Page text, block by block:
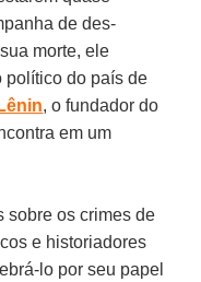
de des-
morte, ele
político do país de
Lênin, o fundador do
em um
sobre os crimes de
e historiadores
lo por seu papel